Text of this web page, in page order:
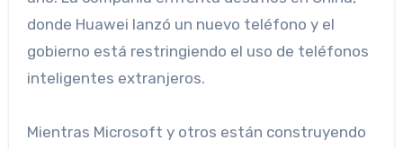
donde Huawei lanzó un nuevo teléfono y el
gobierno está restringiendo el uso de teléfonos
inteligentes extranjeros.
Mientras Microsoft y otros están construyendo